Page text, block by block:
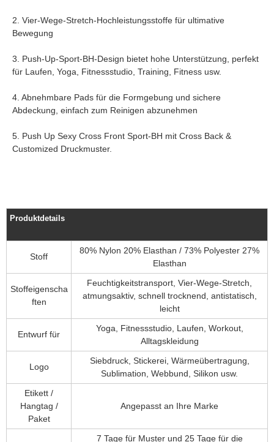
2. Vier-Wege-Stretch-Hochleistungsstoffe für ultimative
Bewegung
3. Push-Up-Sport-BH-Design bietet hohe Unterstützung, perfekt
für Laufen, Yoga, Fitnessstudio, Training, Fitness usw.
4. Abnehmbare Pads für die Formgebung und sichere
Abdeckung, einfach zum Reinigen abzunehmen
5. Push Up Sexy Cross Front Sport-BH mit Cross Back &
Customized Druckmuster.
Produktdetails
Stoff
80% Nylon 20% Elasthan / 73% Polyester 27%
Elasthan
Stoffeigenscha
ften
Feuchtigkeitstransport, Vier-Wege-Stretch,
atmungsaktiv, schnell trocknend, antistatisch,
leicht
Entwurf für
Yoga, Fitnessstudio, Laufen, Workout,
Alltagskleidung
Logo
Siebdruck, Stickerei, Wärmeübertragung,
Sublimation, Webbund, Silikon usw.
Etikett /
Hangtag /
Paket
Angepasst an Ihre Marke
7 Tage für Muster und 25 Tage für die